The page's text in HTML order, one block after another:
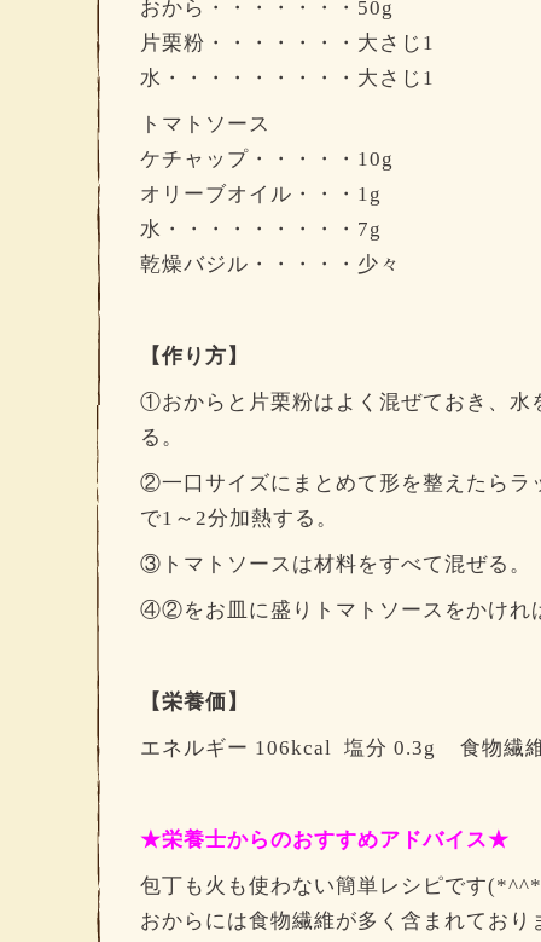
おから・・・・・・・50g
片栗粉・・・・・・・大さじ1
水・・・・・・・・・大さじ1
トマトソース
ケチャップ・・・・・10g
オリーブオイル・・・1g
水・・・・・・・・・7g
乾燥バジル・・・・・少々
【作り方】
①おからと片栗粉はよく混ぜておき、水
る。
②一口サイズにまとめて形を整えたらラ
で1～2分加熱する。
③トマトソースは材料をすべて混ぜる。
④②をお皿に盛りトマトソースをかけ
【栄養価】
エネルギー 106kcal 塩分 0.3g 食物
★栄養士からのおすすめアドバイス★
包丁も火も使わない簡単レシピです
おからには食物繊維が多く含まれており